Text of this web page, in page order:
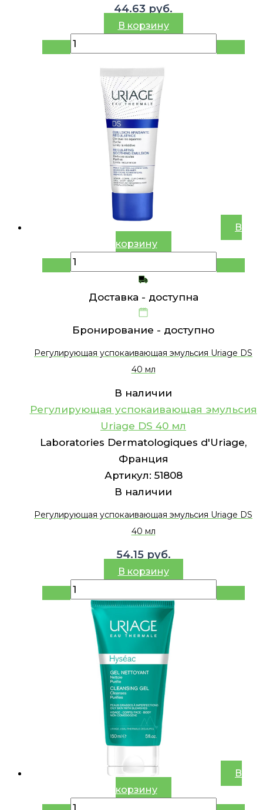
44.63 руб.
В корзину
В
корзину
Доставка - доступна
Бронирование - доступно
Регулирующая успокаивающая эмульсия Uriage DS
40 мл
В наличии
Регулирующая успокаивающая эмульсия
Uriage DS 40 мл
Laboratories Dermatologiques d'Uriage,
Франция
Артикул: 51808
В наличии
Регулирующая успокаивающая эмульсия Uriage DS
40 мл
54.15 руб.
В корзину
В
корзину